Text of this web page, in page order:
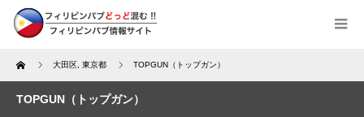
Home 大田区 東京都 TOPGUN（トップガン）
TOPGUN（トップガン）